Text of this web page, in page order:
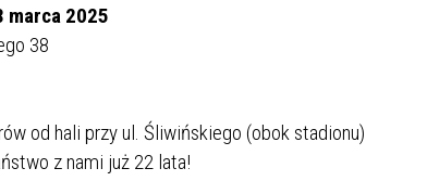
2025
38
od hali przy ul. Śliwińskiego (obok stadionu)
z nami już 22 lata!